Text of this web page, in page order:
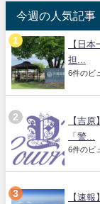
今週の人気記事
【日
担...
6件のビ
【吉
「警...
6件のビ
【速